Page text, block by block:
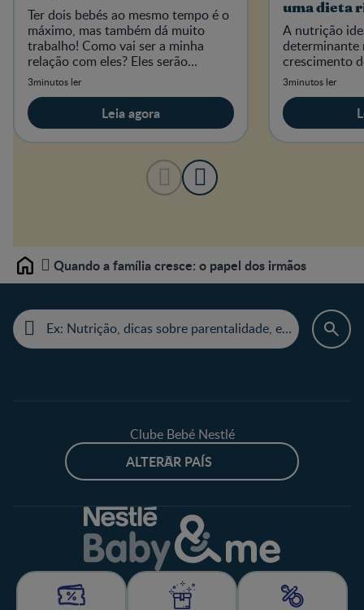
Ter dois bebés ao mesmo tempo é o
máximo, mas também dá muito
trabalho! Como vai ser a minha
relação com eles? Eles serão
parecidos?
3minutos ler
Leia agora
uma dieta
A nutrição
determinante
crescimento
3minutos ler
Home Quando a família cresce: o papel dos irmãos
Clube Bebé Nestlé
ALTERAR PAÍS